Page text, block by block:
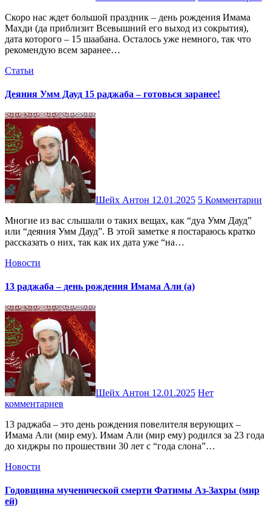
Скоро нас ждет большой праздник – день рождения Имама
Махди (да приблизит Всевышний его выход из сокрытия),
дата которого – 15 шаабана. Осталось уже немного, так что
рекомендую всем заранее…
Статьи
Деяния Умм Дауд 15 раджаба – готовься заранее!
Шейх Антон 12.01.2025 5 Комментарии
Многие из вас слышали о таких вещах, как “дуа Умм Дауд”
или “деяния Умм Дауд”. В этой заметке я постараюсь кратко
рассказать о них, так как их дата уже “на…
Новости
13 раджаба – день рождения Имама Али (а)
Шейх Антон 12.01.2025 Нет
комментариев
13 раджаба – это день рождения повелителя верующих –
Имама Али (мир ему). Имам Али (мир ему) родился за 23 года
до хиджры по прошествии 30 лет с “года слона”…
Новости
Годовщина мученической смерти Фатимы Аз-Захры (мир
ей)